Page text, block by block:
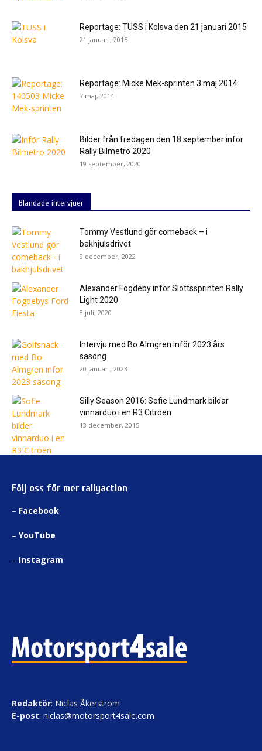
Reportage: TUSS i Kolsva den 21 januari 2015
21 januari, 2015
Reportage: Micke Mek-sprinten 3 maj 2014
7 maj, 2014
Bilder från fredagen den 18 september inför
Rally Bilmetro 2020
19 september, 2020
Blandade intervjuer
Tommy Vestlund gör comeback – i
bakhjulsdrivet
9 december, 2022
Alexander Fogdeby inför Slottssprinten Rally
Light 2020
8 juli, 2020
Intervju med Bo Almgren inför 2023 års
säsong
20 januari, 2023
Silly Season 2016: Sofie Lundmark bildar
vinnarduo i en R3 Citroën
13 december, 2015
Följ oss för mer rallyaction
– Facebook
– YouTube
– Instagram
Redaktör: Niclas Åkerström
E-post: niclas@motorsport4sale.com